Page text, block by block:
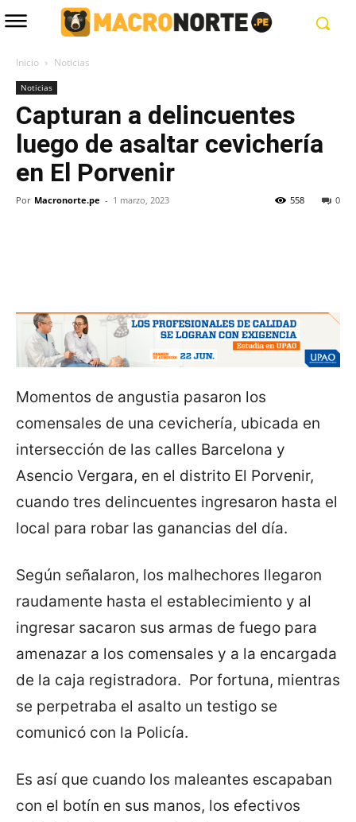
Inicio Noticias
Noticias
Capturan a delincuentes
luego de asaltar cevichería
en El Porvenir
Por Macronorte.pe - 1 marzo, 2023 0
558
Momentos de angustia pasaron los
comensales de una cevichería, ubicada en
intersección de las calles Barcelona y
Asencio Vergara, en el distrito El Porvenir,
cuando tres delincuentes ingresaron hasta el
local para robar las ganancias del día.
Según señalaron, los malhechores llegaron
raudamente hasta el establecimiento y al
ingresar sacaron sus armas de fuego para
amenazar a los comensales y a la encargada
de la caja registradora. Por fortuna, mientras
se perpetraba el asalto un testigo se
comunicó con la Policía.
Es así que cuando los maleantes escapaban
con el botín en sus manos, los efectivos